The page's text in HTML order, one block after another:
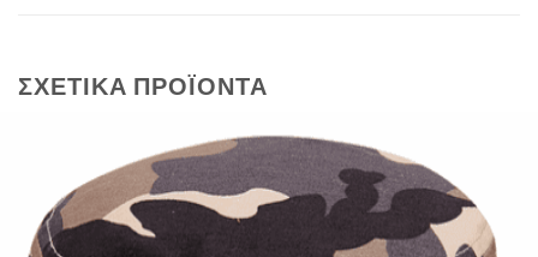
ΣΧΕΤΙΚΆ ΠΡΟΪΌΝΤΑ